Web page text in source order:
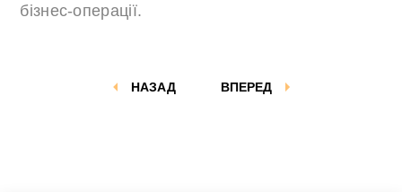
бізнес-операції.
ВПЕРЕД
НАЗАД